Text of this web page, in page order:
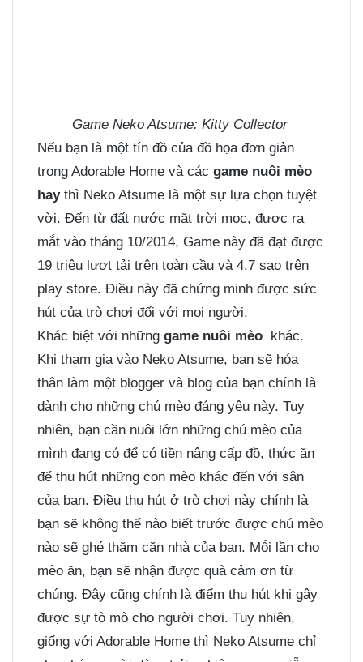
Game Neko Atsume: Kitty Collector
Nếu bạn là một tín đồ của đồ họa đơn giản
trong Adorable Home và các game nuôi mèo
hay thì Neko Atsume là một sự lựa chọn tuyệt
vời. Đến từ đất nước mặt trời mọc, được ra
mắt vào tháng 10/2014, Game này đã đạt được
19 triệu lượt tải trên toàn cầu và 4.7 sao trên
play store. Điều này đã chứng minh được sức
hút của trò chơi đối với mọi người.
Khác biệt với những game nuôi mèo khác.
Khi tham gia vào Neko Atsume, bạn sẽ hóa
thân làm một blogger và blog của bạn chính là
dành cho những chú mèo đáng yêu này. Tuy
nhiên, bạn cần nuôi lớn những chú mèo của
mình đang có để có tiền nâng cấp đồ, thức ăn
để thu hút những con mèo khác đến với sân
của bạn. Điều thu hút ở trò chơi này chính là
bạn sẽ không thể nào biết trước được chú mèo
nào sẽ ghé thăm căn nhà của bạn. Mỗi lần cho
mèo ăn, bạn sẽ nhận được quà cảm ơn từ
chúng. Đây cũng chính là điểm thu hút khi gây
được sự tò mò cho người chơi. Tuy nhiên,
giống với Adorable Home thì Neko Atsume chỉ